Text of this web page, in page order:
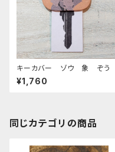
キーカバー ゾウ 象 ぞう
¥1,760
同じカテゴリの商品